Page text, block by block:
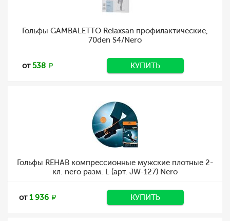
Гольфы GAMBALETTO Relaxsan профилактические,
70den S4/Nero
от538 КУПИТЬ
Гольфы REHAB компрессионные мужские плотные 2-
кл. nero разм. L (арт. JW-127) Nero
от1 936 КУПИТЬ